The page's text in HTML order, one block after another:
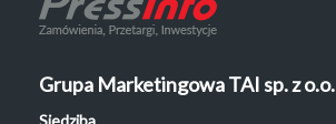
Grupa Marketingowa TAI sp. z o.o.